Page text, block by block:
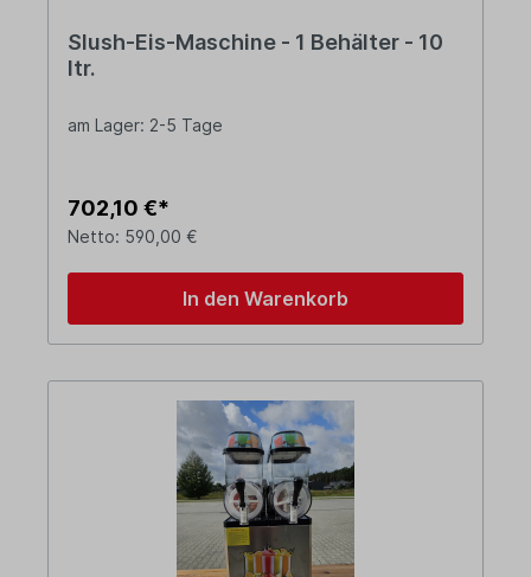
Slush-Eis-Maschine - 1 Behälter - 10
ltr.
am Lager: 2-5 Tage
702,10 €*
Netto: 590,00 €
In den Warenkorb